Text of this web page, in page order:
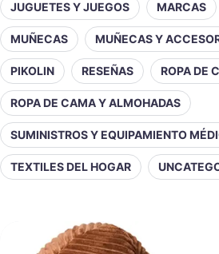
JUGUETES Y JUEGOS MARCAS
MUÑECAS MUÑECAS Y
PIKOLIN RESEÑAS ROPA DE
ROPA DE CAMA Y ALMOHADAS
SUMINISTROS Y EQUIPAMIENTO
TEXTILES DEL HOGAR